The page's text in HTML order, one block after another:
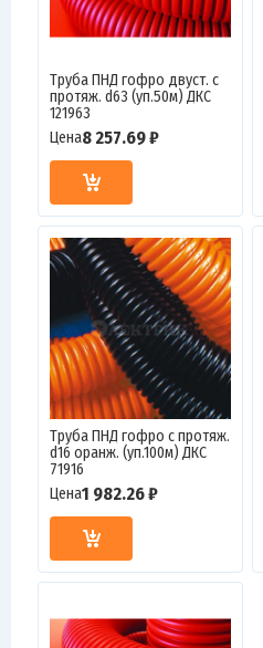
Труба ПНД гофро двуст. с
протяж. d63 (уп.50м) ДКС
121963
Цена8 257.69 ₽
Труба ПНД гофро c протяж.
d16 оранж. (уп.100м) ДКС
71916
Цена1 982.26 ₽